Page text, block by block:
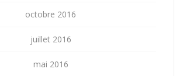
octobre 2016
juillet 2016
mai 2016